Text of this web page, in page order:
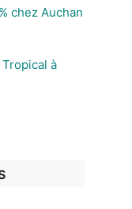
chez Auchan
à